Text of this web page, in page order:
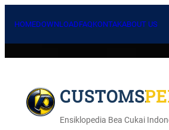
HOMEDOWNLOADFAQKONTAKABOUT US
Ensiklopedia Bea Cukai